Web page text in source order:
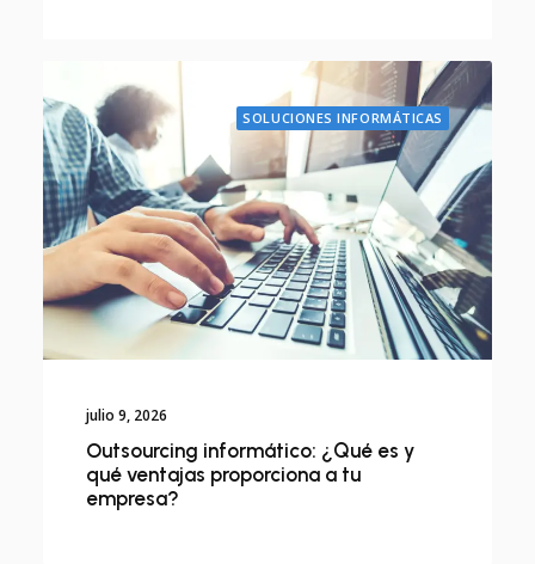
SOLUCIONES INFORMÁTICAS
julio 9, 2026
Outsourcing informático: ¿Qué es y
qué ventajas proporciona a tu
empresa?